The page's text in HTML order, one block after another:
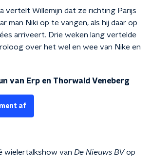
vertelt Willemijn dat ze richting Parijs
man Niki op te vangen, als hij daar op
arriveert. Drie weken lang vertelde
over het wel en wee van Nike en
van Erp en Thorwald Veneberg
af
wielertalkshow van De Nieuws BVop